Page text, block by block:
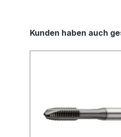
Kunden haben auch